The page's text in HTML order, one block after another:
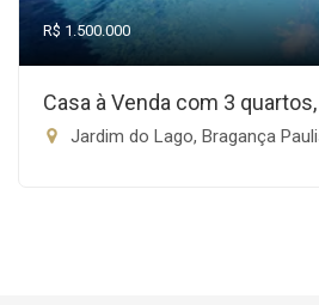
R$ 1.500.000
Casa à Venda com 3
Jardim do Lago, Bragança